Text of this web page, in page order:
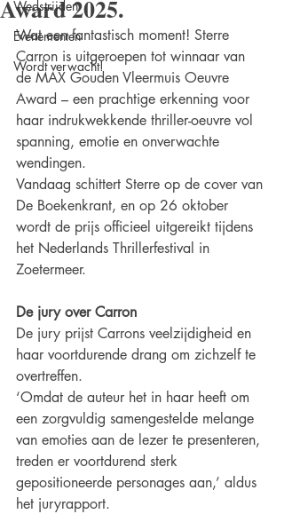
Wedstrijden
Evenementen
Wordt verwacht!
Award 2025.
Wat een fantastisch moment! Sterre
Carron is uitgeroepen tot winnaar van
de MAX Gouden Vleermuis Oeuvre
Award – een prachtige erkenning voor
haar indrukwekkende thriller-oeuvre vol
spanning, emotie en onverwachte
wendingen.
Vandaag schittert Sterre op de cover van
De Boekenkrant, en op 26 oktober
wordt de prijs officieel uitgereikt tijdens
het Nederlands Thrillerfestival in
Zoetermeer.
De jury over Carron
De jury prijst Carrons veelzijdigheid en
haar voortdurende drang om zichzelf te
overtreffen.
‘Omdat de auteur het in haar heeft om
een zorgvuldig samengestelde melange
van emoties aan de lezer te presenteren,
treden er voortdurend sterk
gepositioneerde personages aan,’ aldus
het juryrapport.